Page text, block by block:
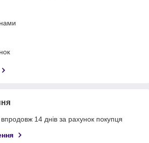
14 днів за рахунок покупця